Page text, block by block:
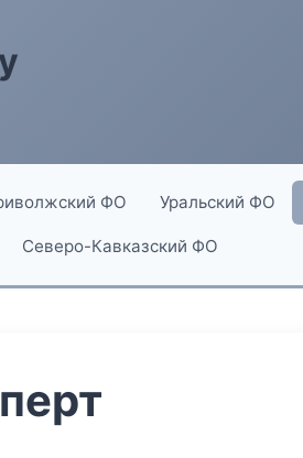
ФО Уральский ФО
Северо-Кавказский ФО